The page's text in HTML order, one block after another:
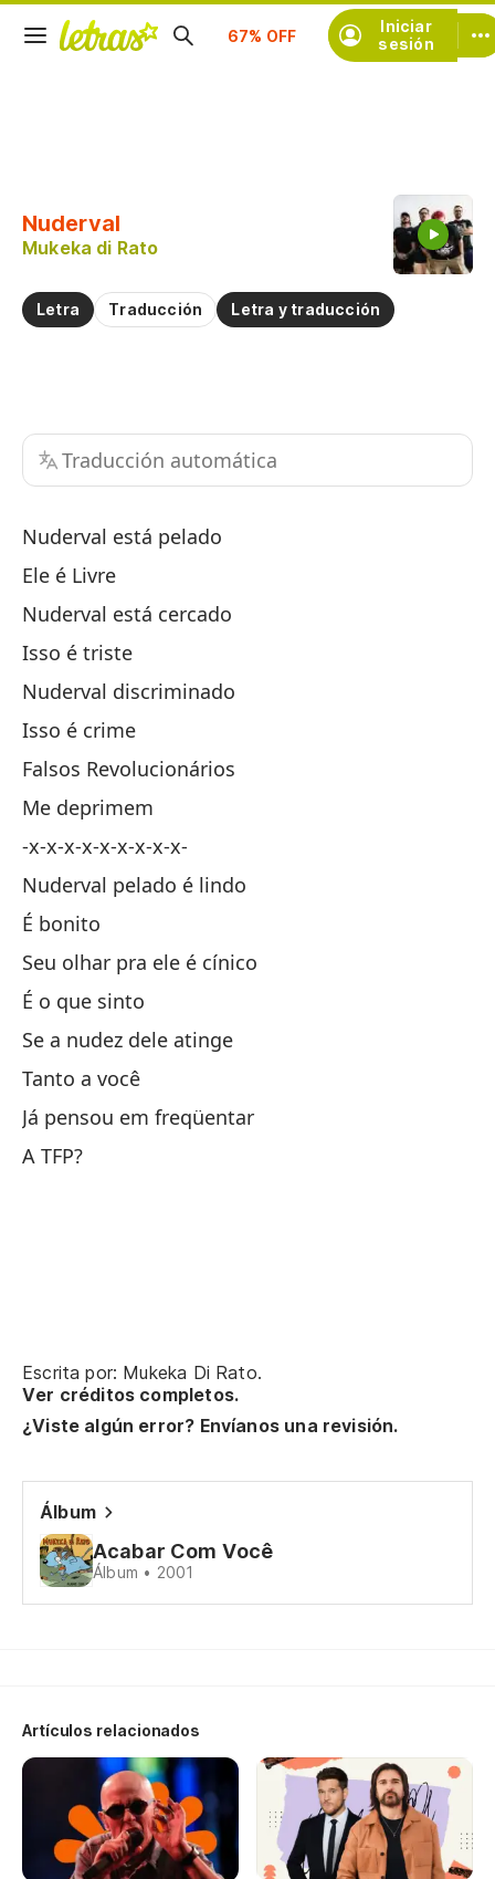
Iniciar
sesión
Nuderval
Mukeka di Rato
Letra Traducción Letra y traducción
Traducción automática
Nuderval está pelado
Ele é Livre
Nuderval está cercado
Isso é triste
Nuderval discriminado
Isso é crime
Falsos Revolucionários
Me deprimem
-x-x-x-x-x-x-x-x-x-
Nuderval pelado é lindo
É bonito
Seu olhar pra ele é cínico
É o que sinto
Se a nudez dele atinge
Tanto a você
Já pensou em freqüentar
A TFP?
Escrita por: Mukeka Di Rato.
Ver créditos completos.
¿Viste algún error? Envíanos una revisión.
Álbum
Acabar Com Você
Álbum • 2001
Practicar la pronunciación de
Artículos relacionados